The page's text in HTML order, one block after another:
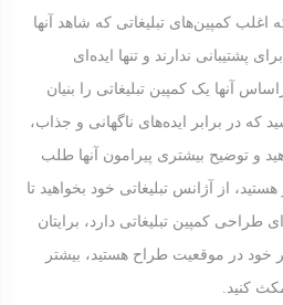
اغلب کمپین‌های تبلیغاتی که شاهد آنها
پشتیبانی ندارند و تنها ایده‌ای
آنها یک کمپین تبلیغاتی را بنیان
که در برابر ایده‌های ناگهانی و جذاب،
و توضیح بیشتری پیرامون آنها طلب
از آژانس تبلیغاتی خود بخواهید تا
طراحی کمپین تبلیغاتی دارد، برایتان
خود در موقعیت طراح هستید، بیشتر
کنید.